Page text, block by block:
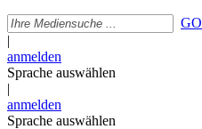
GO
|
anmelden
Sprache auswählen
|
anmelden
Sprache auswählen